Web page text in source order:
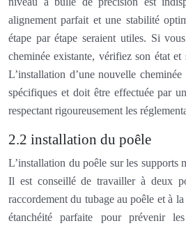
alignement parfait et une stabilité
étape par étape seraient utiles. Si
cheminée existante, vérifiez son état
L’installation d’une nouvelle cheminée
spécifiques et doit être effectuée par
respectant rigoureusement les
2.2 installation du poêle
L’installation du poêle sur les supports
Il est conseillé de travailler à deux
raccordement du tubage au poêle et à
étanchéité parfaite pour prévenir